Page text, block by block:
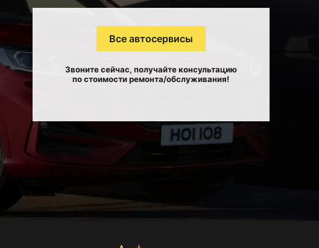
Все автосервисы
Звоните сейчас, получайте консультацию
по стоимости ремонта/обслуживания!